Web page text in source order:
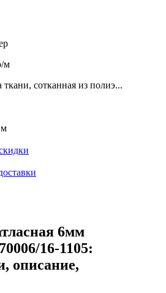
м
ткани, сотканная из полиэ...
м
6мм
16-1105:
описание,